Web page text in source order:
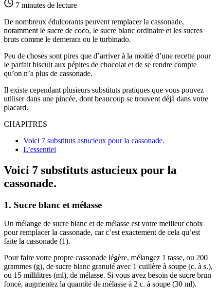
7 minutes de lecture
De nombreux édulcorants peuvent remplacer la cassonade,
notamment le sucre de coco, le sucre blanc ordinaire et les sucres
bruts comme le demerara ou le turbinado.
Peu de choses sont pires que d’arriver à la moitié d’une recette pour
le parfait biscuit aux pépites de chocolat et de se rendre compte
qu’on n’a plus de cassonade.
Il existe cependant plusieurs substituts pratiques que vous pouvez
utiliser dans une pincée, dont beaucoup se trouvent déjà dans votre
placard.
CHAPITRES
Voici 7 substituts astucieux pour la cassonade.
L’essentiel
Voici 7 substituts astucieux pour la
cassonade.
1. Sucre blanc et mélasse
Un mélange de sucre blanc et de mélasse est votre meilleur choix
pour remplacer la cassonade, car c’est exactement de cela qu’est
faite la cassonade (1).
Pour faire votre propre cassonade légère, mélangez 1 tasse, ou 200
grammes (g), de sucre blanc granulé avec 1 cuillère à soupe (c. à s.),
ou 15 millilitres (ml), de mélasse. Si vous avez besoin de sucre brun
foncé, augmentez la quantité de mélasse à 2 c. à soupe (30 ml).